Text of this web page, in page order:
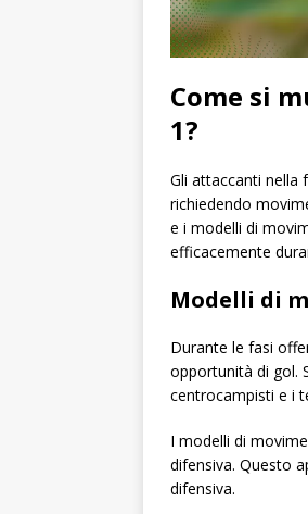
Come si
1?
Gli attaccanti nella
richiedendo
e i modelli di
efficacemente
Modelli di
Durante le fasi
opportunità di gol.
centrocampisti e i
I modelli di
difensiva. Questo
difensiva.